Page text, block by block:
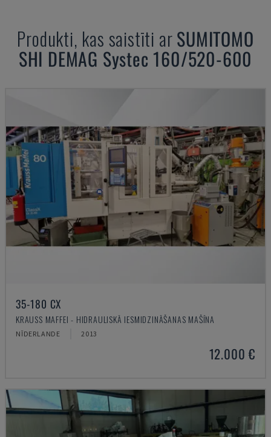
Produkti, kas saistīti arSUMITOMO
SHI DEMAG Systec 160/520-600
35-180 CX
KRAUSS MAFFEI - HIDRAULISKĀ IESMIDZINĀŠANAS MAŠĪNA
NĪDERLANDE 2013
12.000 €